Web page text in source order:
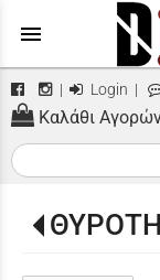
menu
| Login |
Καλάθι